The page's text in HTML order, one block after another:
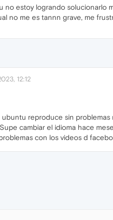
no estoy logrando solucionarlo
no me es tannn grave, me
12:12
reproduce sin problemas
cambiar el idioma hace
con los videos d